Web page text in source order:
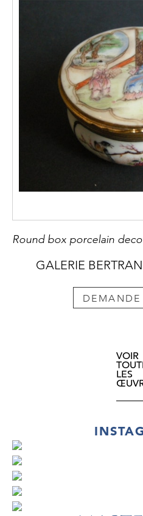
GALERIE
DEMANDE
VOIR
LES